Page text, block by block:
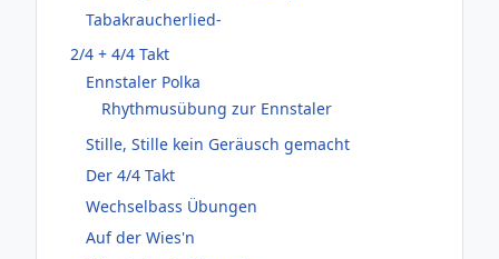
Tabakraucherlied-
2/4 + 4/4 Takt
Ennstaler Polka
Rhythmusübung zur Ennstaler
Stille, Stille kein Geräusch gemacht
Der 4/4 Takt
Wechselbass Übungen
Auf der Wies'n